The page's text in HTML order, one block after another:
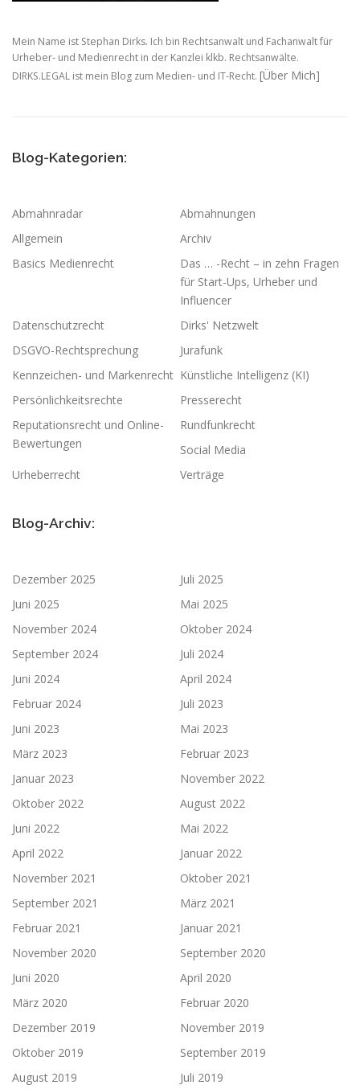
Mein Name ist Stephan Dirks. Ich bin Rechtsanwalt und Fachanwalt für
Urheber- und Medienrecht in der Kanzlei klkb. Rechtsanwälte.
DIRKS.LEGAL ist mein Blog zum Medien- und IT-Recht. [Über Mich]
Blog-Kategorien:
Abmahnradar
Abmahnungen
Allgemein
Archiv
Basics Medienrecht
Das … -Recht – in zehn Fragen
für Start-Ups, Urheber und
Influencer
Datenschutzrecht
Dirks' Netzwelt
DSGVO-Rechtsprechung
Jurafunk
Kennzeichen- und Markenrecht Künstliche Intelligenz (KI)
Persönlichkeitsrechte
Presserecht
Reputationsrecht und Online-
Bewertungen
Rundfunkrecht
Social Media
Urheberrecht
Verträge
Blog-Archiv:
Dezember 2025
Juli 2025
Juni 2025
Mai 2025
November 2024
Oktober 2024
September 2024
Juli 2024
Juni 2024
April 2024
Februar 2024
Juli 2023
Juni 2023
Mai 2023
März 2023
Februar 2023
Januar 2023
November 2022
Oktober 2022
August 2022
Juni 2022
Mai 2022
April 2022
Januar 2022
November 2021
Oktober 2021
September 2021
März 2021
Februar 2021
Januar 2021
November 2020
September 2020
Juni 2020
April 2020
März 2020
Februar 2020
Dezember 2019
November 2019
Oktober 2019
September 2019
August 2019
Juli 2019